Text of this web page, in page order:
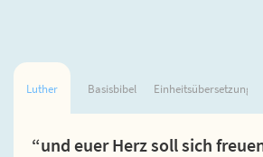
Luther Basisbibel Einheitsübersetzung
“und euer Herz soll sich